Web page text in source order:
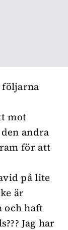
följarna
mot
andra
för att
på lite
är
och haft
Jag har